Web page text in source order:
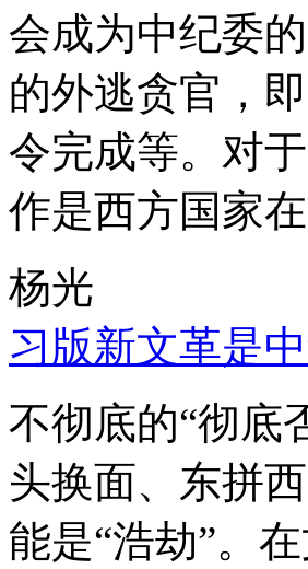
会成为中纪委
的外逃贪官，
令完成等。对
作是西方国家
杨光
习版新文革是
不彻底的“彻底
头换面、东拼
能是“浩劫”。